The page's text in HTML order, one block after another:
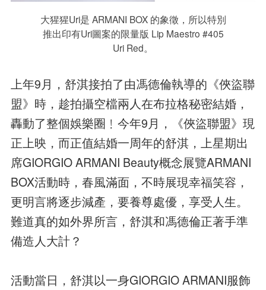
大猩猩Uri是 ARMANI BOX 的象徵，所以特別
推出印有Uri圖案的限量版 Lip Maestro #405
Uri Red。
上年9月，舒淇接拍了由馮德倫執導的《俠盜聯
盟》時，趁拍攝空檔兩人在布拉格秘密結婚，
轟動了整個娛樂圈﹗今年9月，《俠盜聯盟》現
正上映，而正值結婚一周年的舒淇，上星期出
席GIORGIO ARMANI Beauty概念展覽ARMANI
BOX活動時，春風滿面，不時展現幸福笑容，
更明言將逐步減產，要養尊處優，享受人生。
難道真的如外界所言，舒淇和馮德倫正著手準
備造人大計？
活動當日，舒淇以一身GIORGIO ARMANI服飾